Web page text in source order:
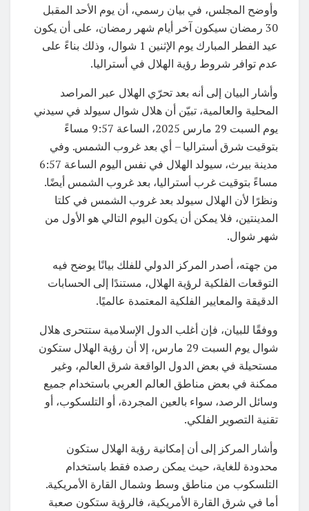
وأوضح المجلس، في بيان رسمي، أن يوم الأحد المقبل
30 رمضان سيكون آخر أيام شهر رمضان، على أن يكون
عيد الفطر المبارك يوم الإثنين 1 شوال، وذلك بناءً على
عدم توافر شروط رؤية الهلال في أستراليا.
وأشار البيان إلى أنه بعد تحرّي الهلال عبر المراصد
المحلية والعالمية، تبيّن أن هلال شوال سيولد في سيدني
يوم السبت 29 مارس 2025، الساعة 9:57 مساءً
بتوقيت شرق أستراليا – أي بعد غروب الشمس. وفي
مدينة بيرث، سيولد الهلال في نفس اليوم الساعة 6:57
مساءً بتوقيت غرب أستراليا، بعد غروب الشمس أيضًا.
ونظرًا لأن الهلال سيولد بعد غروب الشمس في كلتا
المدينتين، فلا يمكن أن يكون اليوم التالي هو الأول من
شهر شوال.
من جهته، أصدر المركز الدولي للفلك بيانًا يوضح فيه
التوقعات الفلكية لرؤية الهلال، مستندًا إلى الحسابات
الدقيقة والمعايير الفلكية المعتمدة عالميًا.
ووفقًا للبيان، فإن أغلب الدول الإسلامية ستتحرى هلال
شوال يوم السبت 29 مارس، إلا أن رؤية الهلال ستكون
مستحيلة في بعض الدول الواقعة شرق العالم، وغير
ممكنة في بعض مناطق العالم العربي باستخدام جميع
وسائل الرصد، سواء بالعين المجردة، أو التلسكوب، أو
تقنية التصوير الفلكي.
وأشار المركز إلى أن إمكانية رؤية الهلال ستكون
محدودة للغاية، حيث يمكن رصده فقط باستخدام
التلسكوب من مناطق وسط وشمال القارة الأمريكية.
أما في شرق القارة الأمريكية، فالرؤية ستكون صعبة